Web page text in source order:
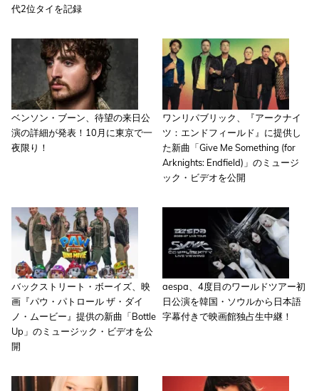
代2位タイを記録
ベンソン・ブーン、待望の来日公
演の詳細が発表！10月に東京で一
夜限り！
ワンリパブリック、『アークナイ
ツ：エンドフィールド』に提供し
た新曲「Give Me Something (for
Arknights: Endfield)」のミュージ
ック・ビデオを公開
バックストリート・ボーイズ、映
画『パウ・パトロール ザ・ダイ
ノ・ムービー』提供の新曲「Bottle
Up」のミュージック・ビデオを公
開
aespa、4度目のワールドツアー初
日公演を韓国・ソウルから日本語
字幕付きで映画館独占生中継！